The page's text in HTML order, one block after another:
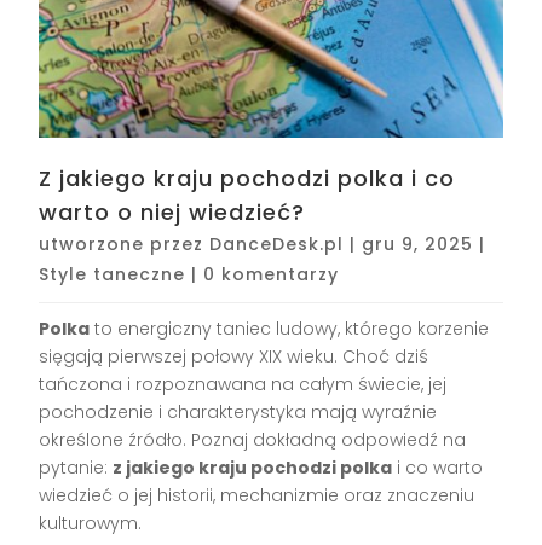
Z jakiego kraju pochodzi polka i co
warto o niej wiedzieć?
utworzone przez DanceDesk.pl | gru 9, 2025 |
Style taneczne | 0 komentarzy
Polka to energiczny taniec ludowy, którego korzenie
sięgają pierwszej połowy XIX wieku. Choć dziś
tańczona i rozpoznawana na całym świecie, jej
pochodzenie i charakterystyka mają wyraźnie
określone źródło. Poznaj dokładną odpowiedź na
pytanie: z jakiego kraju pochodzi polka i co warto
wiedzieć o jej historii, mechanizmie oraz znaczeniu
kulturowym.